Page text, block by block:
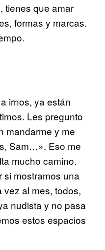
tienes que amar
formas y marcas.
irnos, ya están
Les pregunto
mandarme y me
Sam…». Eso me
mucho camino.
si mostramos una
vez al mes, todos,
nudista y no pasa
estos espacios